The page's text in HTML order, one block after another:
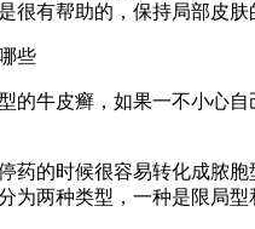
有帮助的，保持局部皮肤
牛皮癣，如果一不小心
的时候很容易转化成脓
两种类型，一种是限局